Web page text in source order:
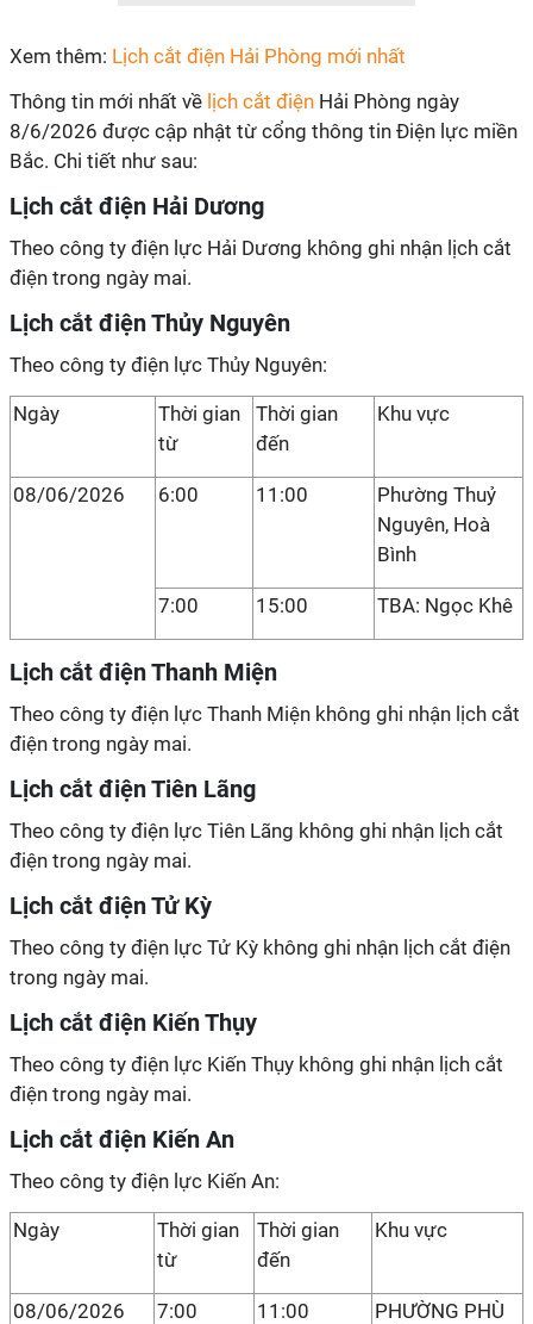
Xem thêm: Lịch cắt điện Hải Phòng mới nhất
Thông tin mới nhất về lịch cắt điện Hải Phòng ngày
8/6/2026 được cập nhật từ cổng thông tin Điện lực miền
Bắc. Chi tiết như sau:
Lịch cắt điện Hải Dương
Theo công ty điện lực Hải Dương không ghi nhận lịch cắt
điện trong ngày mai.
Lịch cắt điện Thủy Nguyên
Theo công ty điện lực Thủy Nguyên:
Ngày
Thời gian
từ
Thời gian
đến
Khu vực
08/06/2026 6:00 11:00
Phường Thuỷ
Nguyên, Hoà
Bình
7:00 15:00 TBA: Ngọc Khê
Lịch cắt điện Thanh Miện
Theo công ty điện lực Thanh Miện không ghi nhận lịch cắt
điện trong ngày mai.
Lịch cắt điện Tiên Lãng
Theo công ty điện lực Tiên Lãng không ghi nhận lịch cắt
điện trong ngày mai.
Lịch cắt điện Tử Kỳ
Theo công ty điện lực Tử Kỳ không ghi nhận lịch cắt điện
trong ngày mai.
Lịch cắt điện Kiến Thụy
Theo công ty điện lực Kiến Thụy không ghi nhận lịch cắt
điện trong ngày mai.
Lịch cắt điện Kiến An
Theo công ty điện lực Kiến An:
Ngày
Thời gian
từ
Thời gian
đến
Khu vực
08/06/2026 7:00 11:00
PHƯỜNG PHÙ